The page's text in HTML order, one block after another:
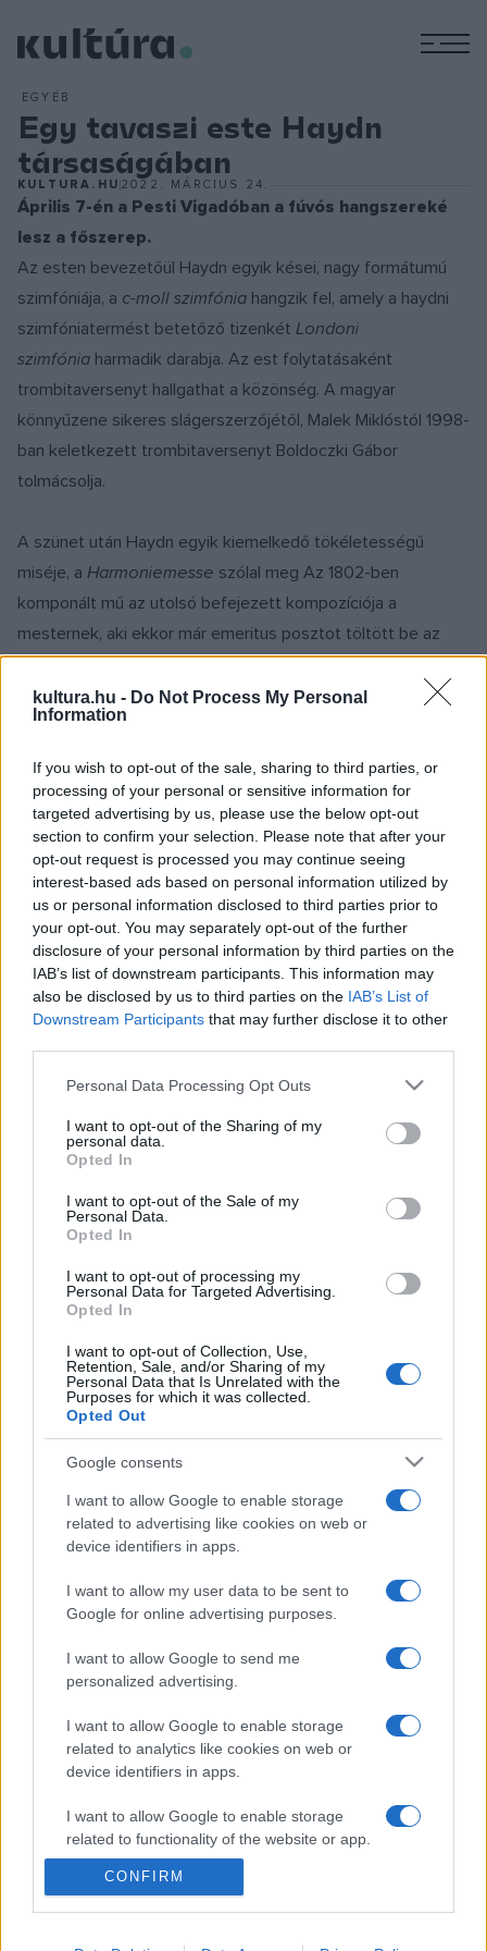
kultura.hu - Do Not Process My Personal
Information
If you wish to opt-out of the sale, sharing to third parties, or
processing of your personal or sensitive information for
targeted advertising by us, please use the below opt-out
section to confirm your selection. Please note that after your
opt-out request is processed you may continue seeing
interest-based ads based on personal information utilized by
us or personal information disclosed to third parties prior to
your opt-out. You may separately opt-out of the further
disclosure of your personal information by third parties on the
IAB’s list of downstream participants. This information may
also be disclosed by us to third parties on the IAB’s List of
Downstream Participants that may further disclose it to other
Please note that this website/app uses one or more Google
not limited to your visit or usage behaviour. You may click to
grant or deny consent to Google and its third-party tags to
use your data for below specified purposes in below Google
consent section.
Personal Data Processing Opt Outs
I want to opt-out of the Sharing of my
personal data.
Opted In
I want to opt-out of the Sale of my
Personal Data.
Opted In
I want to opt-out of processing my
Personal Data for Targeted Advertising.
Opted In
I want to opt-out of Collection, Use,
Retention, Sale, and/or Sharing of my
Personal Data that Is Unrelated with the
Purposes for which it was collected.
Opted Out
Google consents
I want to allow Google to enable storage
related to advertising like cookies on web or
device identifiers in apps.
I want to allow my user data to be sent to
Google for online advertising purposes.
I want to allow Google to send me
personalized advertising.
I want to allow Google to enable storage
related to analytics like cookies on web or
device identifiers in apps.
I want to allow Google to enable storage
related to functionality of the website or app.
I want to allow Google to enable storage
CONFIRM
EGYÉB
Egy tavaszi este Haydn
társaságában
KULTURA.HU 2022. MÁRCIUS 24.
Április 7-én a Pesti Vigadóban a fúvós hangszereké
lesz a főszerep.
Az esten bevezetőül Haydn egyik kései, nagy formátumú
szimfóniája, a c-moll szimfónia hangzik fel, amely a haydni
szimfóniatermést betetőző tizenkét Londoni
szimfónia harmadik darabja. Az est folytatásaként
trombitaversenyt hallgathat a közönség. A magyar
könnyűzene sikeres slágerszerzőjétől, Malek Miklóstól 1998-
ban keletkezett trombitaversenyt Boldoczki Gábor
tolmácsolja.
A szünet után Haydn egyik kiemelkedő tökéletességű
miséje, a Harmoniemesse szólal meg Az 1802-ben
komponált mű az utolsó befejezett kompozíciója a
mesternek, aki ekkor már emeritus posztot töltött be az
Esterházy családban, magával a herceggel ült asztalhoz, és
évente csak egy misét volt köteles komponálni a hercegnő
névnapja alkalmából. Így született meg a
Hermenegilde névnapjának megünneplésére írt.
április 7-i hangversenyenMadaras Gergely vezényli a
(karigazgató: Somos Csaba), a szólisták Váradi Zita, Balga
Boldoczki Gábor lesznek.